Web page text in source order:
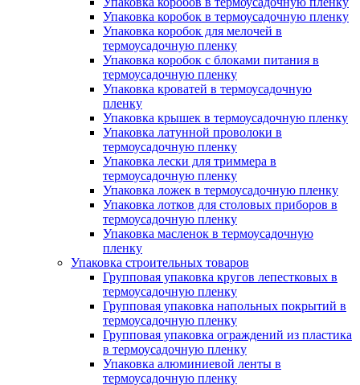
Упаковка коробок в термоусадочную пленку
Упаковка коробок для мелочей в
термоусадочную пленку
Упаковка коробок с блоками питания в
термоусадочную пленку
Упаковка кроватей в термоусадочную
пленку
Упаковка крышек в термоусадочную пленку
Упаковка латунной проволоки в
термоусадочную пленку
Упаковка лески для триммера в
термоусадочную пленку
Упаковка ложек в термоусадочную пленку
Упаковка лотков для столовых приборов в
термоусадочную пленку
Упаковка масленок в термоусадочную
пленку
Упаковка строительных товаров
Групповая упаковка кругов лепестковых в
термоусадочную пленку
Групповая упаковка напольных покрытий в
термоусадочную пленку
Групповая упаковка ограждений из пластика
в термоусадочную пленку
Упаковка алюминиевой ленты в
термоусадочную пленку